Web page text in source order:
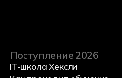
Российской федерации
Министерство просвещения